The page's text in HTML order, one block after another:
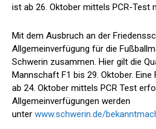
ist ab 26. Oktober mittels PCR-Test
Mit dem Ausbruch an der
Allgemeinverfügung für die
Schwerin zusammen. Hier gilt die
Mannschaft F1 bis 29. Oktober.
ab 24. Oktober mittels PCR Test
Allgemeinverfügungen werden
unter www.schwerin.de/